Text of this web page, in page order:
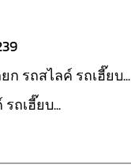
ก รถสไลค์ รถเฮี๊ยบ...
ถเฮี๊ยบ...